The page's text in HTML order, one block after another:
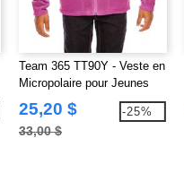
Team 365 TT90Y - Veste en
Micropolaire pour Jeunes
25,20 $
33,00 $
-25%